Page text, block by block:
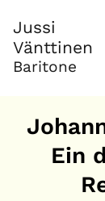
Jussi
Vänttinen
Baritone
Ein